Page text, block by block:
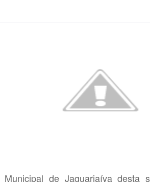
de Jaguariaíva desta